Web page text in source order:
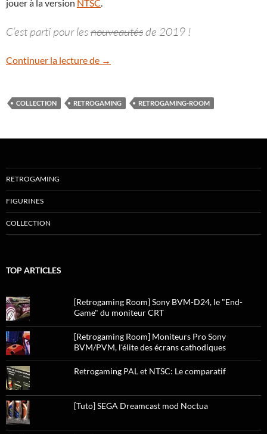
jouer à la version NTSC.
C’est parti pour lesnouveautésde 2019 !
Continuer la lecture de [Retrogaming Room] Collection 2019
→
COLLECTION RETROGAMING RETROGAMING-ROOM
RETROGAMING
FIGURINES
COLLECTION
TOP ARTICLES
[Retrogaming Room] Sony BVM-D24, le "End-
Game" du moniteur CRT
[Retrogaming Room] Moniteurs Pro Sony
BVM/PVM, l'élite des écrans cathodiques
Retrogaming PAL et NTSC: Le comparatif
[Tuto] SEGA Dreamcast mod Noctua